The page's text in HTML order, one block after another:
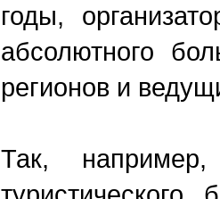
годы,
абсолютного
регионов и
Так,